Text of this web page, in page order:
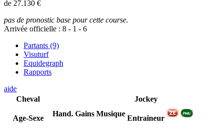
de 27.130 €
pas de pronostic base pour cette course.
Arrivée officielle : 8 - 1 - 6
Partants (9)
Visuturf
Equidegraph
Rapports
aide
Cheval
Age-Sexe
Hand. Gains Musique
Jockey
Entraineur